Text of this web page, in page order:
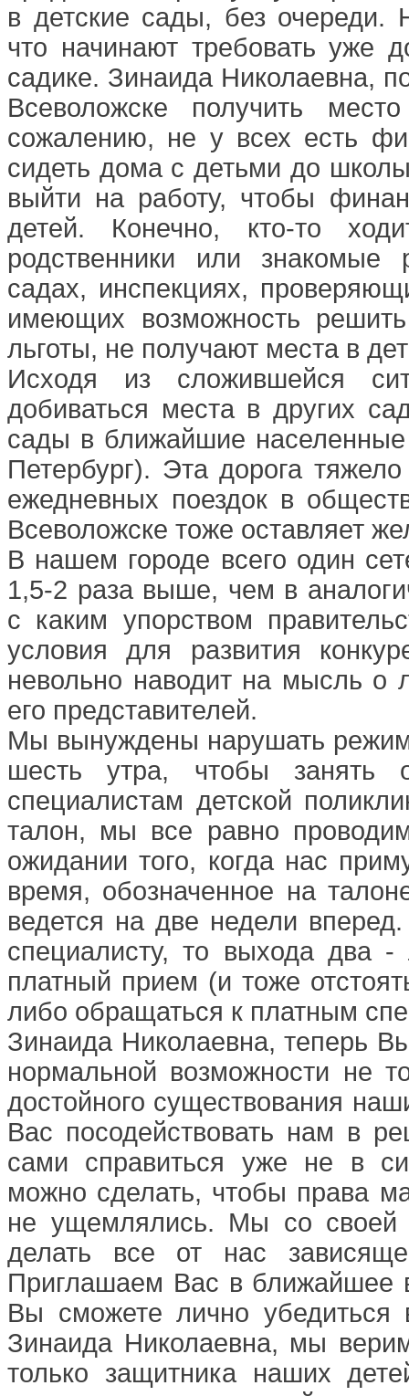
в детские сады, без очереди.
что начинают требовать уже
садике. Зинаида Николаевна,
Всеволожске получить
сожалению, не у всех есть
сидеть дома с детьми до
выйти на работу, чтобы
детей. Конечно, кто-то
родственники или знакомые
садах, инспекциях,
имеющих возможность
льготы, не получают места в
Исходя из сложившейся
добиваться места в других
сады в ближайшие
Петербург). Эта дорога
ежедневных поездок в
Всеволожске тоже оставляет
В нашем городе всего один
1,5-2 раза выше, чем в
с каким упорством
условия для развития
невольно наводит на мысль о
его представителей.
Мы вынуждены нарушать
шесть утра, чтобы
специалистам детской
талон, мы все равно
ожидании того, когда нас
время, обозначенное на
ведется на две недели
специалисту, то выхода два
платный прием (и тоже
либо обращаться к платным
Зинаида Николаевна, теперь
нормальной возможности не
достойного существования
Вас посодействовать нам в
сами справиться уже не в
можно сделать, чтобы права
не ущемлялись. Мы со своей
делать все от нас
Приглашаем Вас в ближайшее
Вы сможете лично убедиться
Зинаида Николаевна, мы
только защитника наших